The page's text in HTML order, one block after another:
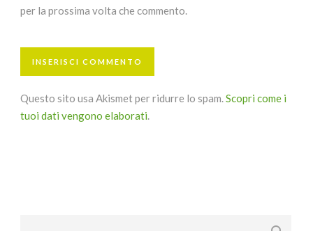
per la prossima volta che commento.
Questo sito usa Akismet per ridurre lo spam.Scopri come i
tuoi dati vengono elaborati.